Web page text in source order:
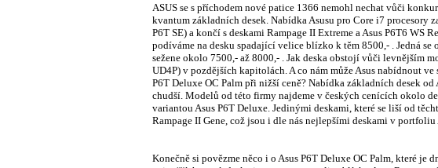
ASUS se s příchodem nové patice 1366 nemohl nechat vůči
kvantum základních desek. Nabídka Asusu pro Core i7 procesory
P6T SE) a končí s deskami Rampage II Extreme a Asus P6T6
podíváme na desku spadající velice blízko k těm 8500,- . Jedná
sežene okolo 7500,- až 8000,- . Jak deska obstojí vůči levnějším
UD4P) v pozdějších kapitolách. A co nám může Asus nabídnout
P6T Deluxe OC Palm při nižší ceně? Nabídka základních desek
chudší. Modelů od této firmy najdeme v českých cenících okolo
variantou Asus P6T Deluxe. Jedinými deskami, které se liší od
Rampage II Gene, což jsou i dle nás nejlepšími deskami v
Konečně si povězme něco i o Asus P6T Deluxe OC Palm, které je